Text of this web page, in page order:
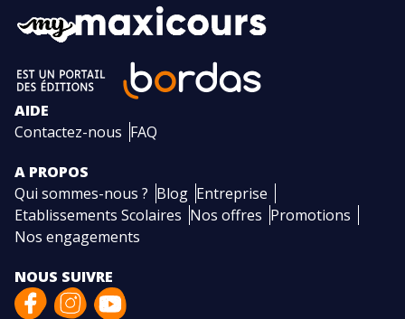
AIDE
Contactez-nous FAQ
A PROPOS
Qui sommes-nous ? Blog Entreprise
Etablissements Scolaires Nos offres Promotions
Nos engagements
NOUS SUIVRE